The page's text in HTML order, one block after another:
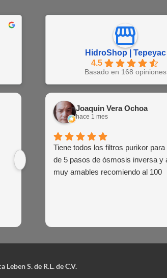
Juan Barajas
hace 1 semana
Buena atención al cliente de las
de venta
HidroShop | Tepeyac
4.5
Basado en 168 opiniones
Joaquin Vera Ochoa
hace 1 mes
Tiene todos los filtros purikor para
de 5 pasos de ósmosis inversa y
muy amables recomiendo al 100
Leben S. de R.L. de C.V.